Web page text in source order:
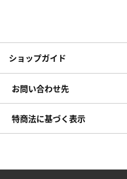
ショップガイド
お問い合わせ先
特商法に基づく表示